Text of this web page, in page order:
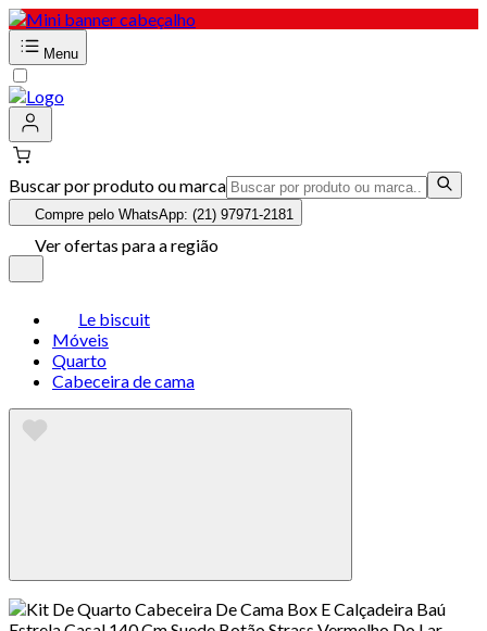
Menu
Buscar por produto ou marca
Compre pelo WhatsApp: (21) 97971-2181
Ver ofertas para a região
Le biscuit
Móveis
Quarto
Cabeceira de cama